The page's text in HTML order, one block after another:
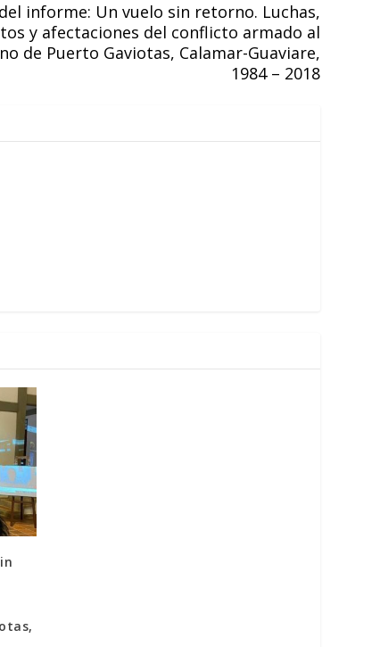
informe: Un vuelo sin retorno. Luchas,
y afectaciones del conflicto armado al
de Puerto Gaviotas, Calamar-Guaviare,
1984 – 2018